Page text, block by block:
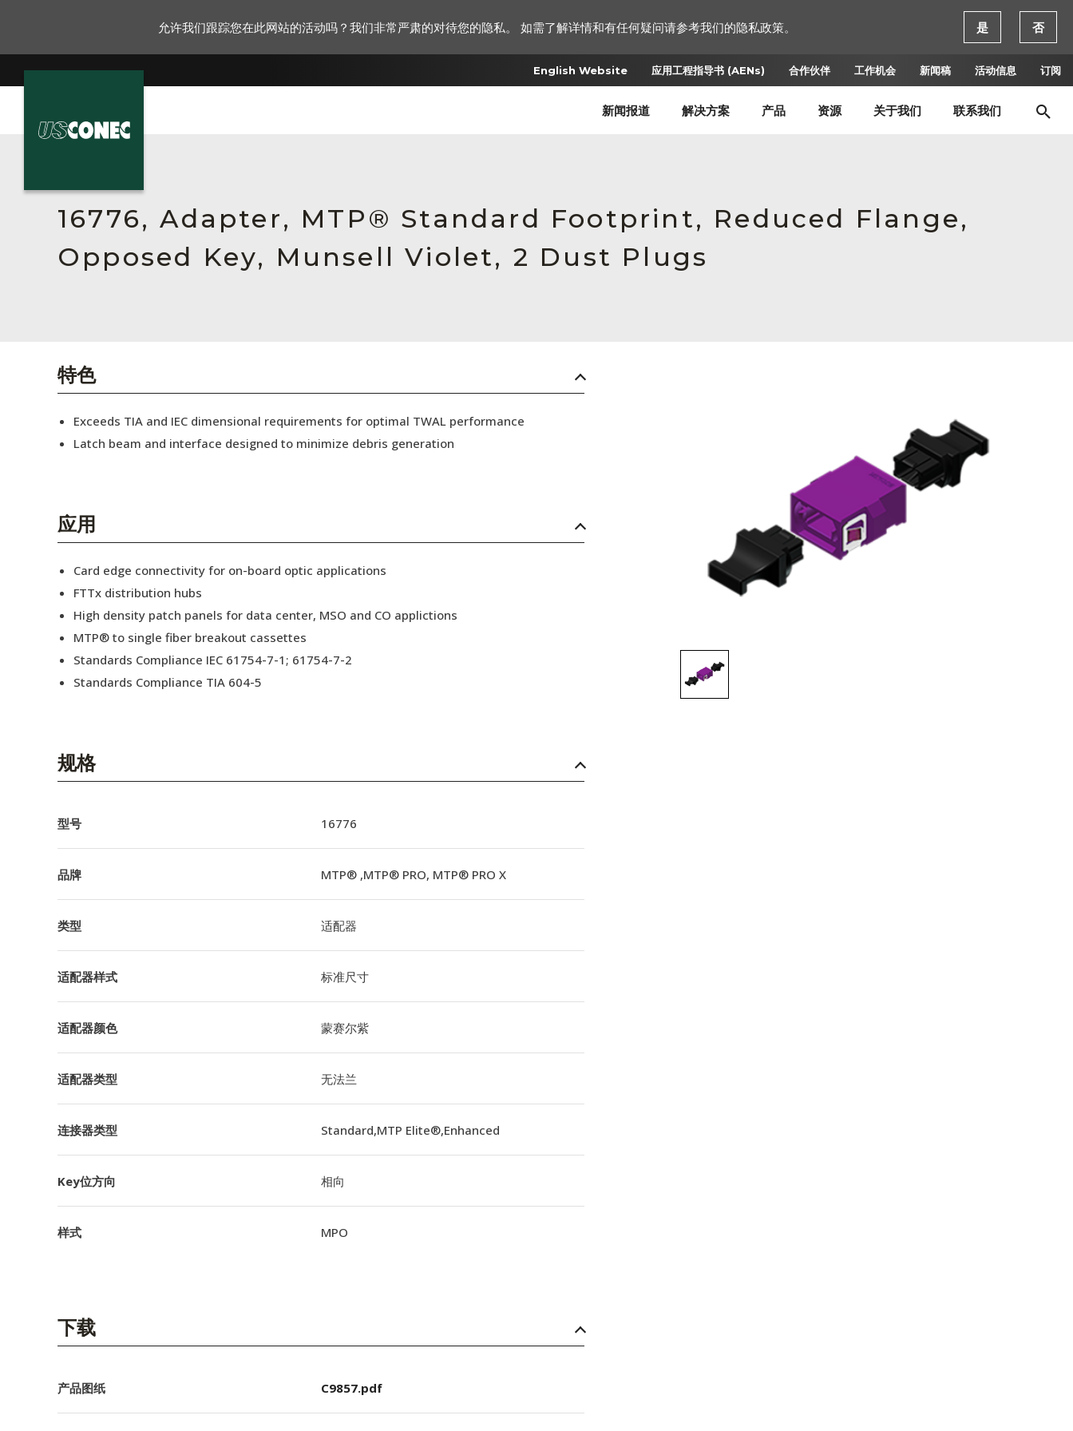
English Website 应用工程指导书 (AENs) 合作伙伴 工作机会 新闻稿 活动信息 订阅
新闻报道 解决方案 产品 资源 关于我们 联系我们
English Website
应用工程指导书 (AENs)
活动信息
16776, Adapter, MTP® Standard Footprint, Reduced Flange,
Opposed Key, Munsell Violet, 2 Dust Plugs
特色
Exceeds TIA and IEC dimensional requirements for optimal TWAL performance
Latch beam and interface designed to minimize debris generation
应用
Card edge connectivity for on-board optic applications
FTTx distribution hubs
High density patch panels for data center, MSO and CO applictions
MTP® to single fiber breakout cassettes
Standards Compliance IEC 61754-7-1; 61754-7-2
Standards Compliance TIA 604-5
规格
型号 16776
品牌 MTP® ,MTP® PRO, MTP® PRO X
类型 适配器
适配器样式 标准尺寸
适配器颜色 蒙赛尔紫
适配器类型 无法兰
连接器类型 Standard,MTP Elite®,Enhanced
Key位方向 相向
样式 MPO
下载
产品图纸 C9857.pdf
允许我们跟踪您在此网站的活动吗？我们非常严肃的对待您的隐私。 如需了解详情和有任何疑问请参考我们的隐私政策。 是 否